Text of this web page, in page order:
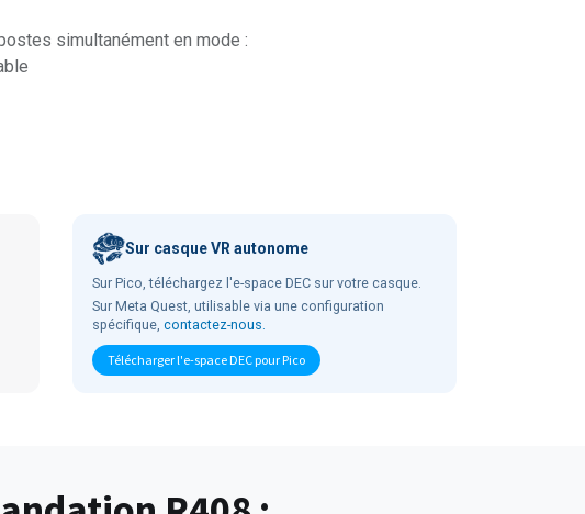
simultanément en mode :
Sur casque VR autonome
Sur Pico, téléchargez l'e-space DEC sur votre casque.
Sur Meta Quest, utilisable via une configuration
spécifique, contactez-nous.
Télécharger l'e-space DEC pour Pico